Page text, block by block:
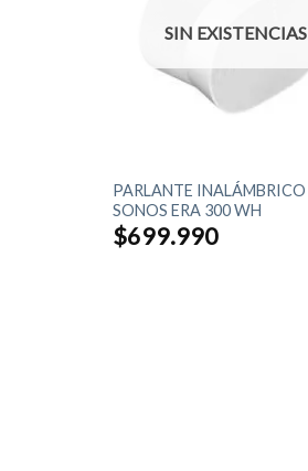
SIN EXISTENCIAS
PARLANTE INALÁMBRICO
SONOS ERA 300 WH
$699.990